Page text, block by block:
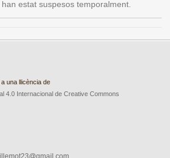
han estat suspesos temporalment.
una llicència de
4.0 Internacional de Creative Commons